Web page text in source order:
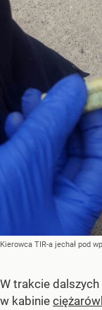
Kierowca TIR-a jechał pod
W trakcie
w kabinie